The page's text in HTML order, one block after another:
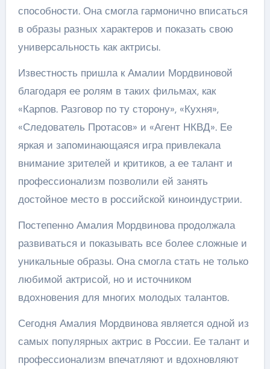
способности. Она смогла гармонично вписаться
в образы разных характеров и показать свою
универсальность как актрисы.
Известность пришла к Амалии Мордвиновой
благодаря ее ролям в таких фильмах, как
«Карпов. Разговор по ту сторону», «Кухня»,
«Следователь Протасов» и «Агент НКВД». Ее
яркая и запоминающаяся игра привлекала
внимание зрителей и критиков, а ее талант и
профессионализм позволили ей занять
достойное место в российской киноиндустрии.
Постепенно Амалия Мордвинова продолжала
развиваться и показывать все более сложные и
уникальные образы. Она смогла стать не только
любимой актрисой, но и источником
вдохновения для многих молодых талантов.
Сегодня Амалия Мордвинова является одной из
самых популярных актрис в России. Ее талант и
профессионализм впечатляют и вдохновляют